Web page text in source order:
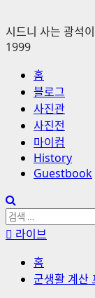
시드니 사는 광석
1999
홈
블로그
사진관
사진전
마이컴
History
Guestbook
검
색:라이브
홈
군생활 계산